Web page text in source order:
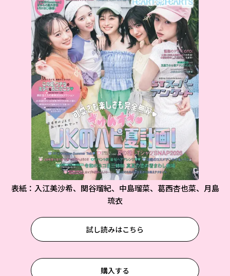
表紙：入江美沙希、関谷瑠紀、中島瑠菜、葛西杏也菜、月島
琉衣
試し読みはこちら
購入する